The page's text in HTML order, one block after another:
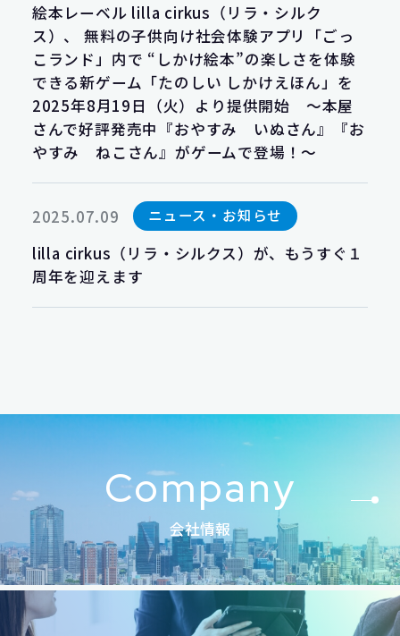
絵本レーベル lilla cirkus（リラ・シルク
ス）、 無料の子供向け社会体験アプリ「ごっ
こランド」内で “しかけ絵本”の楽しさを体験
できる新ゲーム「たのしい しかけえほん」を
2025年8月19日（火）より提供開始 ～本屋
さんで好評発売中『おやすみ いぬさん』『お
やすみ ねこさん』がゲームで登場！～
2025.07.09 ニュース・お知らせ
lilla cirkus（リラ・シルクス）が、もうすぐ１
周年を迎えます
Company
会社情報